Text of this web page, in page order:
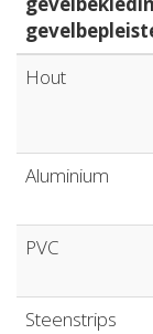
Hout
Aluminium
PVC
Steenstrips